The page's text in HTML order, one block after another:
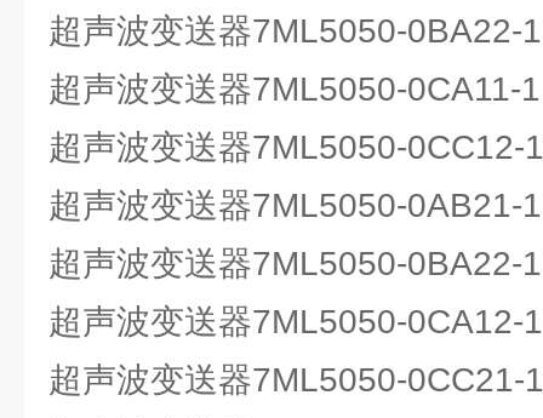
超声波变送器7ML5050-
超声波变送器7ML5050-
超声波变送器7ML5050-0CC12-
超声波变送器7ML5050-
超声波变送器7ML5050-
超声波变送器7ML5050-
超声波变送器7ML5050-0CC21-